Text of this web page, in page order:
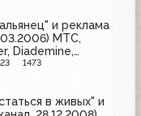
и реклама
МТС,
Diademine,
Pro-V, Francesco
1473
в живых" и